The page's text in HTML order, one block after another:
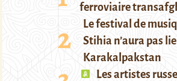
ferroviaire
Le festival de
Stihia n’aura pas
Karakalpakstan
Les artistes